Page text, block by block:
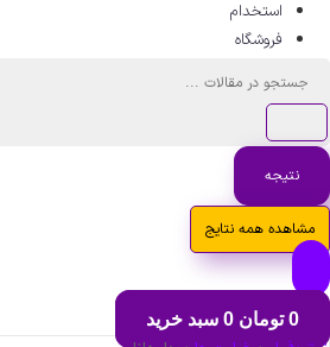
استخدام
فروشگاه
جستجو
نتیجه
مشاهده همه نتایج
0 تومان 0 سبد خرید